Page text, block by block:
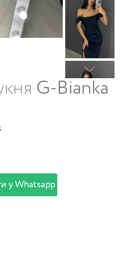
G-Bianka
у Whatsapp